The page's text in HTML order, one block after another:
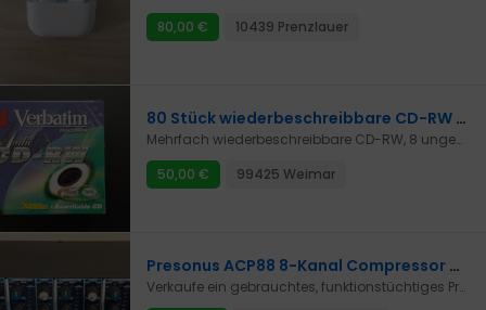
80,00 €
10439 Prenzlauer
80 Stück wiederbeschreibbare CD-RW Verbatim
Mehrfach wiederbeschreibbare CD-RW, 8 ungeöffnete 10er-Pakete, einzeln foliert im Jewel case, alle absolut neu, 74 Minuten Aufnahmedauer,VERSAND UND BEZAHLUNG:- Versicherter Versand 6,99 Euro, Sendungsverfolgungsnummer- Selbstabholung 0 EuroBezahlung durch Paypal oder Barzahlung.Nach Geldeingang wird Sendungsverfolgungsnummer gesendet.TECHNISCHE DATEN:74 Minuten Aufnahmedauer,theoretisch bis 100.000 Mal wiederbeschreibbarHINWEIS:Der Verkauf der hier angebotenen Waren erfolgt von mir als Privatperson. Ich schließe sowohl die Rücknahme als auch eine Sachmängelhaftung d.h. Gewährleistung grundsätzlich und ausdrücklich aus.Ich habe die Angaben zur Ware nach bestem Wissen gemacht. Druckfehler und Irrtümer bleiben vorbehalten. Meine Fotos sind Bestandteil der Beschreibung. Mit Abgabe eines Gebotes erklärt sich Käufer/-in mit diesen Bedingungen einverstanden.
50,00 €
99425 Weimar
Presonus ACP88 8-Kanal Compressor Gate
Verkaufe ein gebrauchtes, funktionstüchtiges Presonus ACP88 Compressor/Gate.Verkaufe unter Ausschluss jeglicher Gewährleistung.